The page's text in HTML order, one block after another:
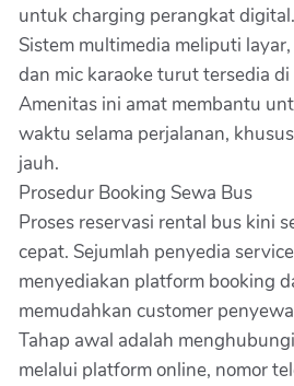
untuk charging perangkat digital.
Sistem multimedia meliputi
dan mic karaoke turut tersedia
Amenitas ini amat membantu
waktu selama perjalanan,
jauh.
Prosedur Booking Sewa Bus
Proses reservasi rental bus kini
cepat. Sejumlah penyedia
menyediakan platform booking
memudahkan customer
Tahap awal adalah
melalui platform online, nomor